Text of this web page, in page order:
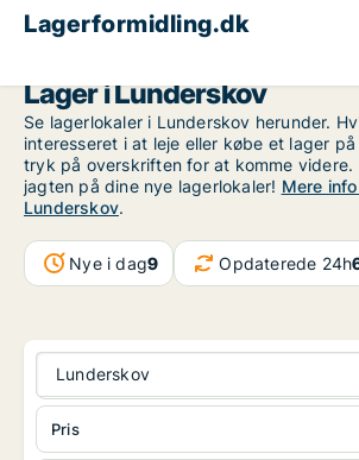
Lagerformidling.dk
Lager i Lunderskov
Se lagerlokaler i Lunderskov herunder.
interesseret i at leje eller købe et lager
tryk på overskriften for at komme videre.
jagten på dine nye lagerlokaler! Mere
Lunderskov.
Nye i dag9 Opdaterede 24h
Lunderskov
Pris